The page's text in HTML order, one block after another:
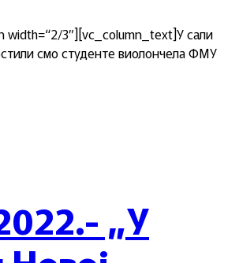
width=“2/3″][vc_column_text]У сали
смо студенте виолончела ФМУ
„У